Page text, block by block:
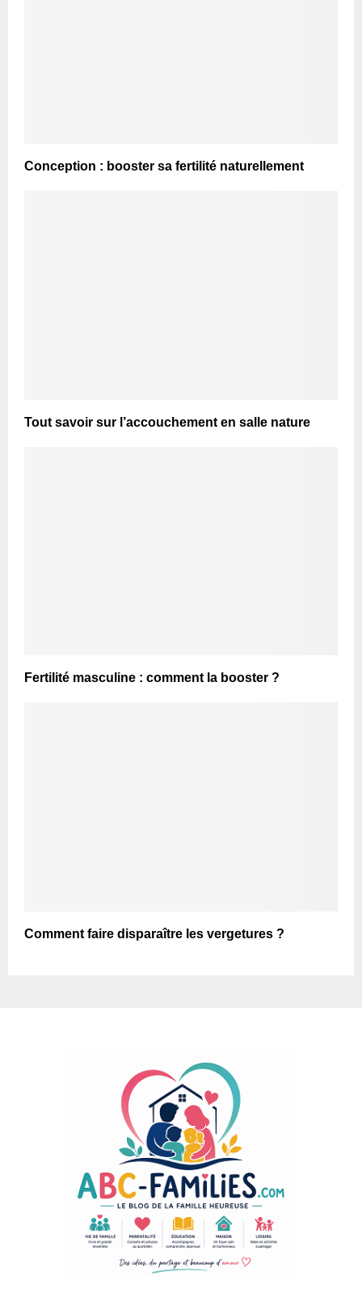
Conception : booster sa fertilité naturellement
Tout savoir sur l’accouchement en salle nature
Fertilité masculine : comment la booster ?
Comment faire disparaître les vergetures ?